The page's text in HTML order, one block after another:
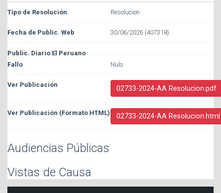
Resolucion
30/06/2026 (407318)
Nulo
02733-2024-AA Resolucion.pdf
02733-2024-AA Resolucion.html
Audiencias Públicas
Vistas de Causa